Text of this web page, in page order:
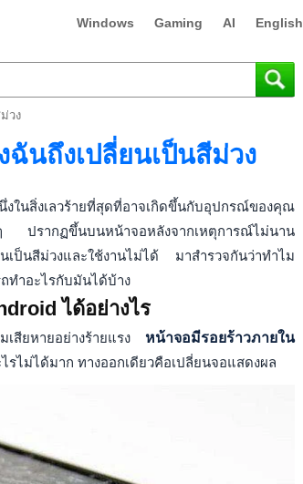
Windows Gaming AI English
วง
นถึงเปลี่ยนเป็นสีม่วง
ในสิ่งเลวร้ายที่สุดที่อาจเกิดขึ้นกับอุปกรณ์ของคุณ
ๆ ปรากฏขึ้นบนหน้าจอหลังจากเหตุการณ์ไม่นาน
ป็นสีม่วงและใช้งานไม่ได้ มาสำรวจกันว่าทำไม
ทำอะไรกับมันได้บ้าง
ได้อย่างไร
สียหายอย่างร้ายแรง หน้าจอมีรอยร้าวภายใน
รไม่ได้มาก ทางออกเดียวคือเปลี่ยนจอแสดงผล